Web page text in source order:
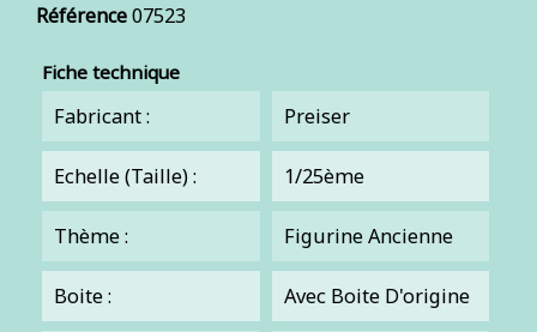
Référence07523
Fiche technique
Fabricant : Preiser
Echelle (Taille) : 1/25ème
Thème : Figurine Ancienne
Boite : Avec Boite D'origine